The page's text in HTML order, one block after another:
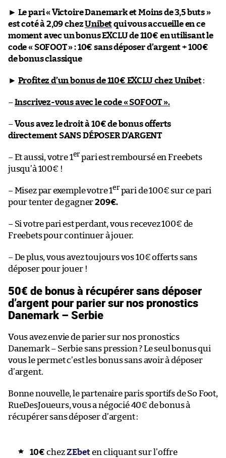
► Le pari « Victoire Danemark et Moins de 3,5 buts »
est coté à 2,09 chezUnibetqui vous accueille en ce
moment avec un bonus EXCLU de 110€ en utilisant le
code « SOFOOT » : 10€ sans déposer d’argent + 100€
de bonus classique
► Profitez d’un bonus de 110€ EXCLU chez Unibet:
–Inscrivez-vous avec le code « SOFOOT ».
–Vous avez le droit à 10€ de bonus offerts
directement SANS DÉPOSER D’ARGENT
– Et aussi, votre 1er pari est remboursé en Freebets
jusqu’à 100€ !
– Misez par exemple votre 1er pari de 100€ sur ce pari
pour tenter de gagner209€.
– Si votre pari est perdant, vous recevez 100€ de
Freebets pour continuer à jouer.
– De plus, vous avez toujours vos 10€ offerts sans
déposer pour jouer !
50€ de bonus à récupérer sans déposer
d’argent pour parier sur nos pronostics
Danemark – Serbie
Vous avez envie de parier sur nos pronostics
Danemark – Serbie sans pression ? Le seul bonus qui
vous le permet c’est les bonus sans avoir à déposer
d’argent.
Bonne nouvelle, le partenaire paris sportifs de So Foot,
RueDesJoueurs, vous a négocié 40€ de bonus à
récupérer sans déposer d’argent :
10€ chezZEbeten cliquant sur l’offre